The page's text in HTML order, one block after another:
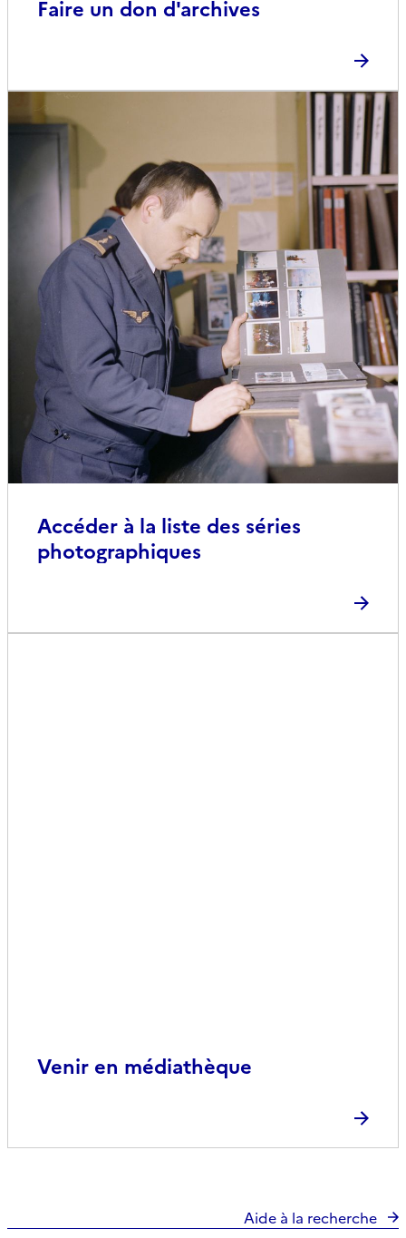
Faire un don d'archives
Accéder à la liste des séries
photographiques
Venir en médiathèque
Aide à la recherche